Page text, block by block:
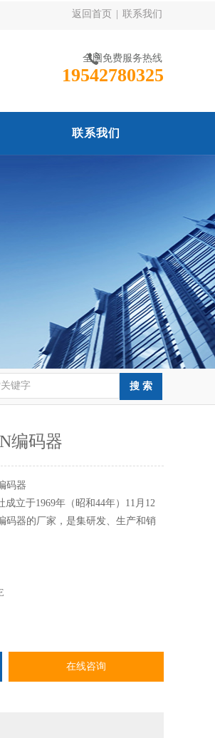
返回首页 联系我们
全国免费服务热线
19542780325
联系我们
编码器
码器
立于1969年（昭和44年）11月12
码器的厂家，是集研发、生产和销
在线咨询